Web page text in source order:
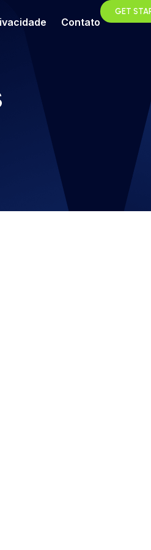
Contato
GET